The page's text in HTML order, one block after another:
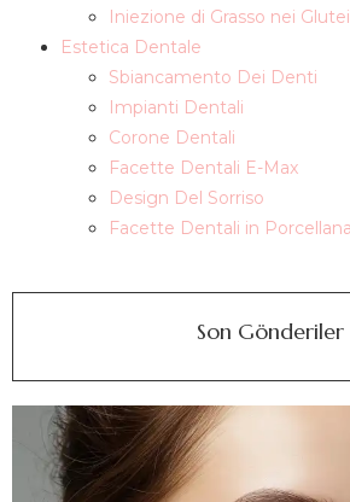
Iniezione di Grasso nei Glutei
Estetica Dentale
Sbiancamento Dei Denti
Impianti Dentali
Corone Dentali
Facette Dentali E-Max
Design Del Sorriso
Facette Dentali in Porcellana
Son Gönderiler